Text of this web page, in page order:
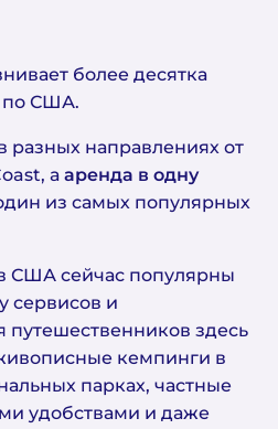
более десятка
по США.
направлениях от
а аренда в одну
из самых популярных
США сейчас популярны
сервисов и
путешественников здесь
кемпинги в
парках, частные
удобствами и даже